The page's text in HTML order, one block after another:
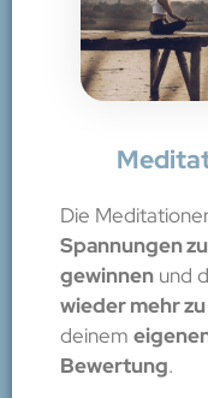
Die
Spannungen
gewinnen und
wieder mehr
deinem
Bewertung.